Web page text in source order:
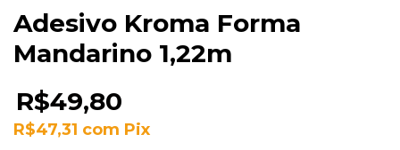
Adesivo Kroma Forma
Mandarino 1,22m
R$49,80
R$47,31 com Pix